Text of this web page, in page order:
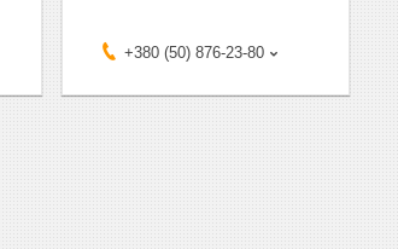
+380 (50) 876-23-80